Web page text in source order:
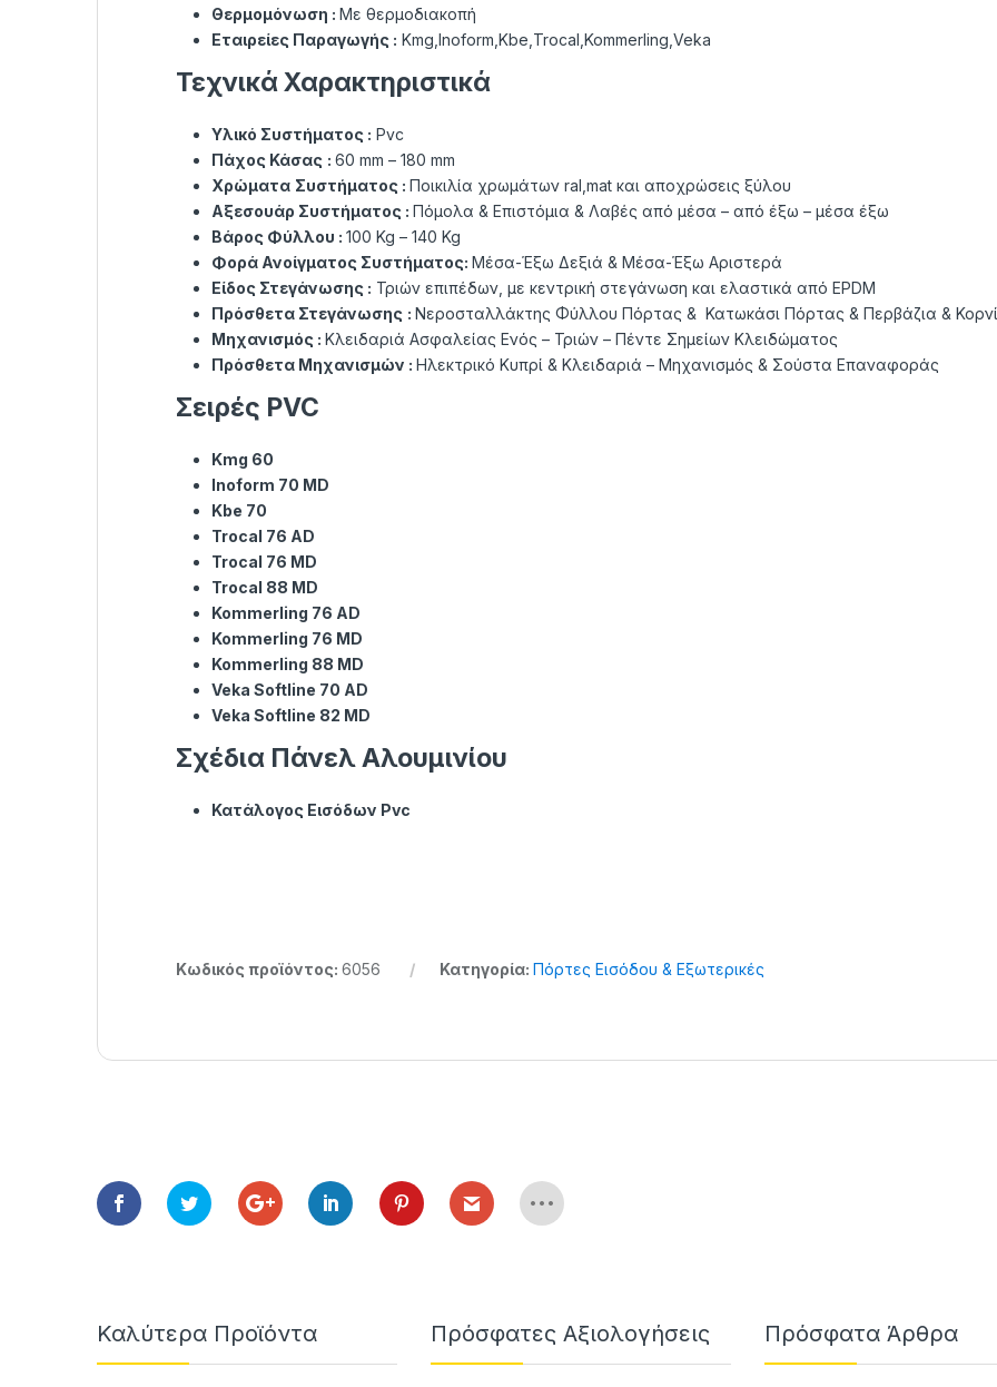
Θερμομόνωση : Με θερμοδιακοπή
Εταιρείες Παραγωγής : Kmg,Inoform,Kbe,Trocal,Kommerling,Veka
Τεχνικά Χαρακτηριστικά
Υλικό Συστήματος : Pvc
Πάχος Κάσας : 60 mm – 180 mm
Χρώματα Συστήματος : Ποικιλία χρωμάτων ral,mat και αποχρώσεις ξύλου
Αξεσουάρ Συστήματος : Πόμολα & Επιστόμια & Λαβές από μέσα – από έξω – μέσα έξω
Βάρος Φύλλου : 100 Kg – 140 Kg
Φορά Ανοίγματος Συστήματος: Μέσα-Έξω Δεξιά & Μέσα-Έξω Αριστερά
Είδος Στεγάνωσης : Τριών επιπέδων, µε κεντρική στεγάνωση και ελαστικά από EPDM
Πρόσθετα Στεγάνωσης : Νεροσταλλάκτης Φύλλου Πόρτας & Κατωκάσι Πόρτας & Περβάζια &
Μηχανισμός : Κλειδαριά Ασφαλείας Ενός – Τριών – Πέντε Σημείων Κλειδώματος
Πρόσθετα Μηχανισμών : Ηλεκτρικό Κυπρί & Κλειδαριά – Μηχανισμός & Σούστα Επαναφοράς
Σειρές PVC
Kmg 60
Inoform 70 MD
Kbe 70
Trocal 76 AD
Trocal 76 MD
Trocal 88 MD
Kommerling 76 AD
Kommerling 76 MD
Kommerling 88 MD
Veka Softline 70 AD
Veka Softline 82 MD
Σχέδια Πάνελ Αλουμινίου
Κατάλογος Εισόδων Pvc
Κωδικός προϊόντος: 6056 Κατηγορία: Πόρτες Εισόδου & Εξωτερικές
Καλύτερα Προϊόντα Πρόσφατες Αξιολογήσεις Πρόσφατα Άρθρα